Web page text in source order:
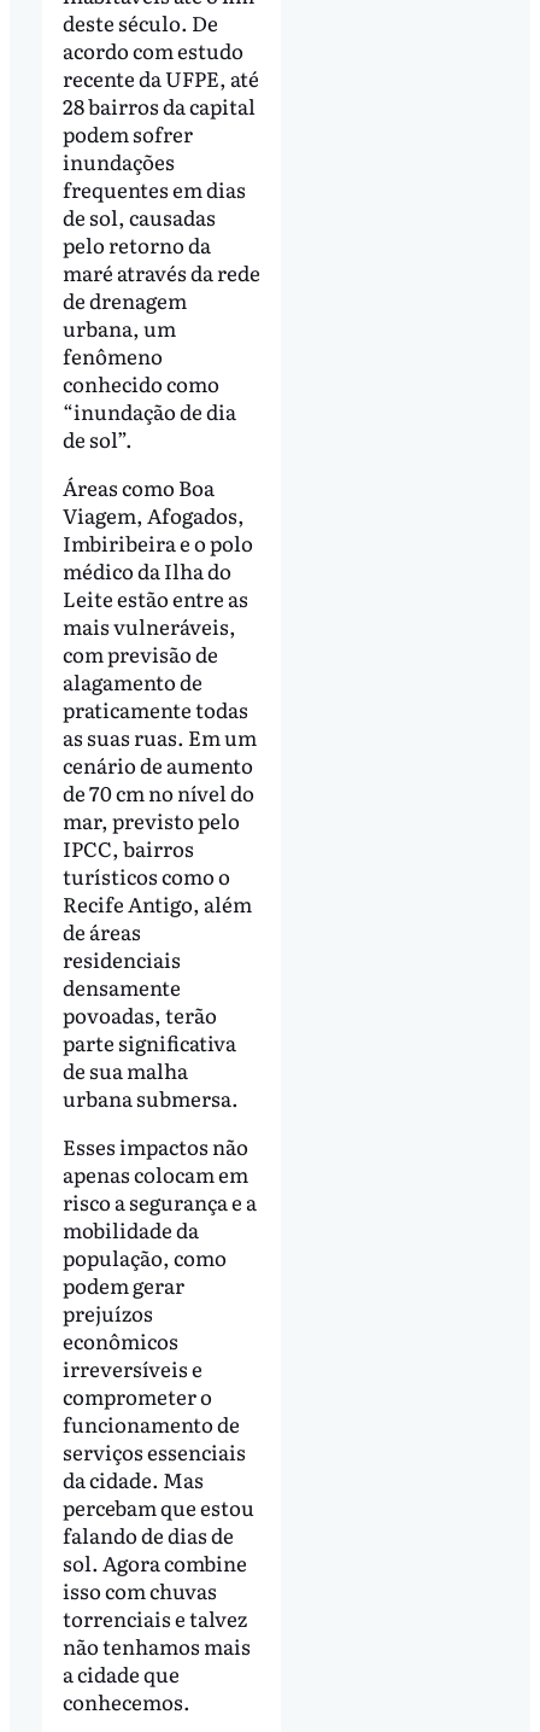
deste século. De
acordo com estudo
recente da UFPE, até
28 bairros da capital
podem sofrer
inundações
frequentes em dias
de sol, causadas
pelo retorno da
maré através da rede
de drenagem
urbana, um
fenômeno
conhecido como
“inundação de dia
de sol”.
Áreas como Boa
Viagem, Afogados,
Imbiribeira e o polo
médico da Ilha do
Leite estão entre as
mais vulneráveis,
com previsão de
alagamento de
praticamente todas
as suas ruas. Em um
cenário de aumento
de 70 cm no nível do
mar, previsto pelo
IPCC, bairros
turísticos como o
Recife Antigo, além
de áreas
residenciais
densamente
povoadas, terão
parte significativa
de sua malha
urbana submersa.
Esses impactos não
apenas colocam em
risco a segurança e a
mobilidade da
população, como
podem gerar
prejuízos
econômicos
irreversíveis e
comprometer o
funcionamento de
serviços essenciais
da cidade. Mas
percebam que estou
falando de dias de
sol. Agora combine
isso com chuvas
torrenciais e talvez
não tenhamos mais
a cidade que
conhecemos.